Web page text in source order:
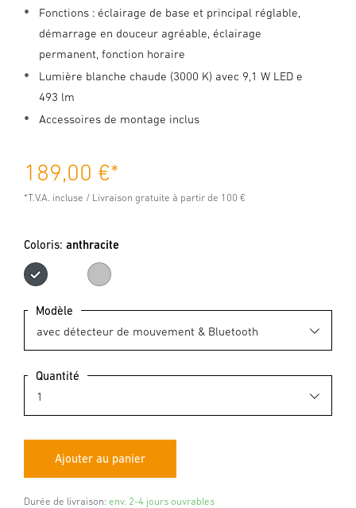
Fonctions : éclairage de base et principal réglable,
démarrage en douceur agréable, éclairage
permanent, fonction horaire
Lumière blanche chaude (3000 K) avec 9,1 W LED e
493 lm
Accessoires de montage inclus
189,00 €*
*T.V.A. incluse / Livraison gratuite à partir de 100 €
Coloris: anthracite
anthraciteargenté
Modèle
Quantité
Durée de livraison: env. 2-4 jours ouvrables